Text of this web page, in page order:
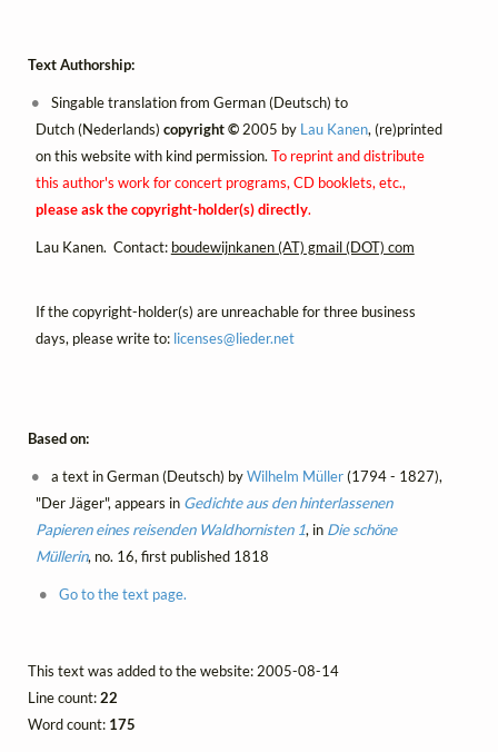
Text Authorship:
Singable translation from German (Deutsch) to
Dutch (Nederlands) copyright ©2005 by Lau Kanen, (re)printed
on this website with kind permission. To reprint and distribute
this author's work for concert programs, CD booklets, etc.,
please ask the copyright-holder(s) directly.
Lau Kanen. Contact: boudewijnkanen (AT) gmail (DOT) com
If the copyright-holder(s) are unreachable for three business
days, please write to: licenses@lieder.net
Based on:
a text in German (Deutsch) byWilhelm Müller(1794 - 1827),
"Der Jäger", appears in Gedichte aus den hinterlassenen
Papieren eines reisenden Waldhornisten 1, in Die schöne
Müllerin, no. 16, first published 1818
Go to the text page.
This text was added to the website: 2005-08-14
Line count:22
Word count: 175